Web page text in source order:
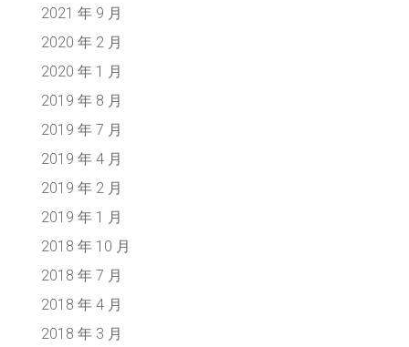
2021 年 9 月
2020 年 2 月
2020 年 1 月
2019 年 8 月
2019 年 7 月
2019 年 4 月
2019 年 2 月
2019 年 1 月
2018 年 10 月
2018 年 7 月
2018 年 4 月
2018 年 3 月